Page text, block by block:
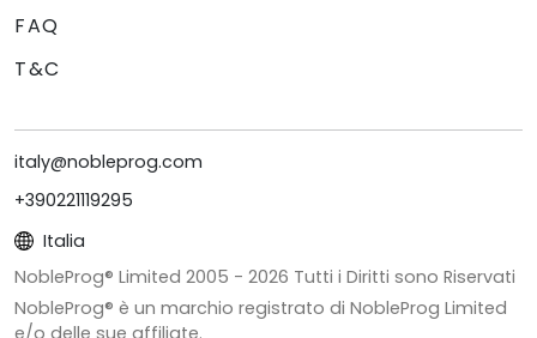
FAQ
T&C
italy@nobleprog.com
+390221119295
Italia
NobleProg® Limited 2005 - 2026 Tutti i Diritti sono Riservati
NobleProg® è un marchio registrato di NobleProg Limited
e/o delle sue affiliate.